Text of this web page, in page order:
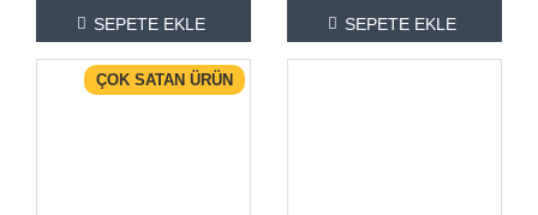
SEPETE EKLE SEPETE EKLE
ÇOK SATAN ÜRÜN